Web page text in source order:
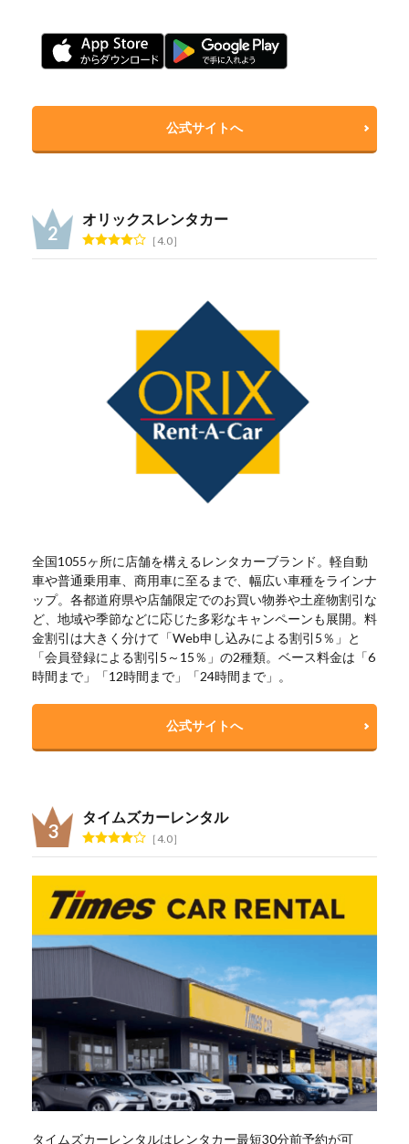
公式サイトへ
オリックスレンタカー
4.0
全国1055ヶ所に店舗を構えるレンタカーブランド。軽自動
車や普通乗用車、商用車に至るまで、幅広い車種をラインナ
ップ。各都道府県や店舗限定でのお買い物券や土産物割引な
ど、地域や季節などに応じた多彩なキャンペーンも展開。料
金割引は大きく分けて「Web申し込みによる割引5％」と
「会員登録による割引5～15％」の2種類。ベース料金は「6
時間まで」「12時間まで」「24時間まで」。
公式サイトへ
タイムズカーレンタル
4.0
タイムズカーレンタルはレンタカー最短30分前予約が可